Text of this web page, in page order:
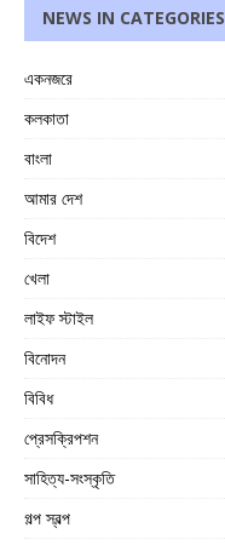
NEWS IN CATEGORIES
একনজরে
কলকাতা
বাংলা
আমার দেশ
বিদেশ
খেলা
লাইফ স্টাইল
বিনোদন
বিবিধ
প্রেসক্রিপশন
সাহিত্য-সংস্কৃতি
গল্প স্বল্প